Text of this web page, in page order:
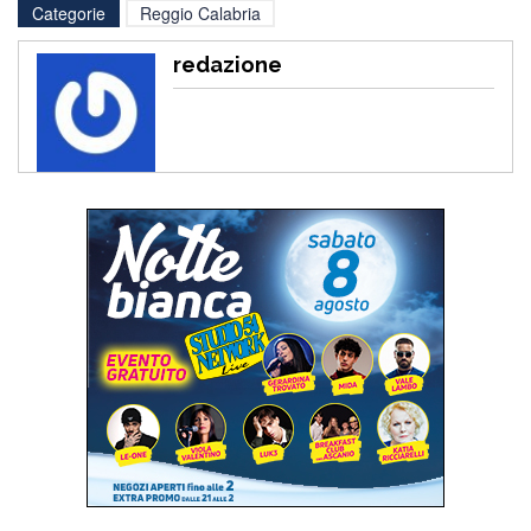
Categorie Reggio Calabria
redazione